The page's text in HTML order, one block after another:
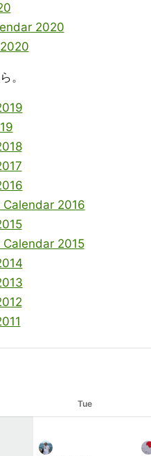
2020
。
Calendar 2016
Calendar 2015
Tue